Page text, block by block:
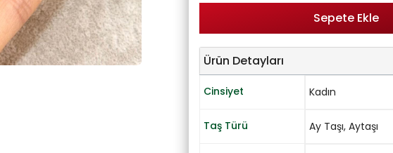
Sepete Ekle
Ürün Detayları
Cinsiyet Kadın
Taş Türü Ay Taşı, Aytaşı